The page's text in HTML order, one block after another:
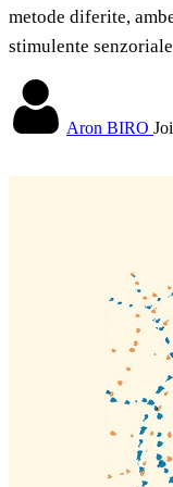
metode diferite,
stimulente
Aron BIRO